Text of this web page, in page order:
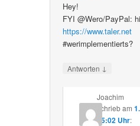
Hey!
FYI @Wero/PayPal:
https://www.taler.net
#werimplementierts?
Antworten ↓
Joachim
schriebam
15:02 Uhr: